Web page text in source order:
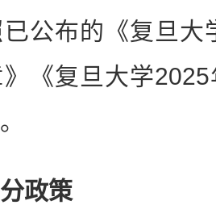
公布的《复旦大
《复旦大学
政策